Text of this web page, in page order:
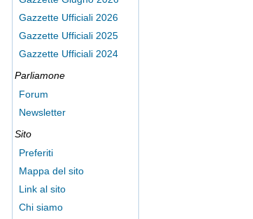
Gazzette Ufficiali 2026
Gazzette Ufficiali 2025
Gazzette Ufficiali 2024
Parliamone
Forum
Newsletter
Sito
Preferiti
Mappa del sito
Link al sito
Chi siamo